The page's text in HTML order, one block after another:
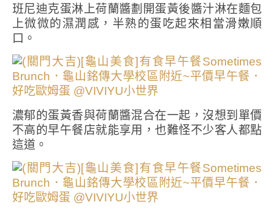
班尼迪克蛋淋上荷蘭醬劃開蛋黃後醬汁淋在麵包
上微微的濕潤感，半熟的蛋吃起來相當滑嫩順
口。
濃郁的蛋黃香與荷蘭醬混合在一起，沒想到單價
不高的早午餐店就能享用，也難怪不少客人都點
這道。